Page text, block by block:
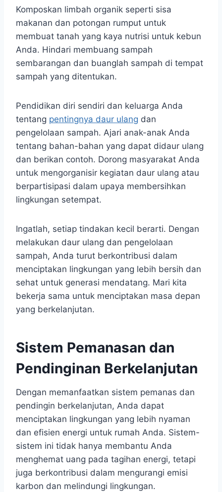
Komposkan limbah organik seperti sisa
makanan dan potongan rumput untuk
membuat tanah yang kaya nutrisi untuk kebun
Anda. Hindari membuang sampah
sembarangan dan buanglah sampah di tempat
sampah yang ditentukan.
Pendidikan diri sendiri dan keluarga Anda
tentang pentingnya daur ulang dan
pengelolaan sampah. Ajari anak-anak Anda
tentang bahan-bahan yang dapat didaur ulang
dan berikan contoh. Dorong masyarakat Anda
untuk mengorganisir kegiatan daur ulang atau
berpartisipasi dalam upaya membersihkan
lingkungan setempat.
Ingatlah, setiap tindakan kecil berarti. Dengan
melakukan daur ulang dan pengelolaan
sampah, Anda turut berkontribusi dalam
menciptakan lingkungan yang lebih bersih dan
sehat untuk generasi mendatang. Mari kita
bekerja sama untuk menciptakan masa depan
yang berkelanjutan.
Sistem Pemanasan dan
Pendinginan Berkelanjutan
Dengan memanfaatkan sistem pemanas dan
pendingin berkelanjutan, Anda dapat
menciptakan lingkungan yang lebih nyaman
dan efisien energi untuk rumah Anda. Sistem-
sistem ini tidak hanya membantu Anda
menghemat uang pada tagihan energi, tetapi
juga berkontribusi dalam mengurangi emisi
karbon dan melindungi lingkungan.